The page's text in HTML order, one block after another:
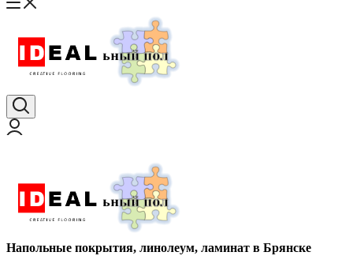
Напольные покрытия, линолеум, ламинат в Брянске